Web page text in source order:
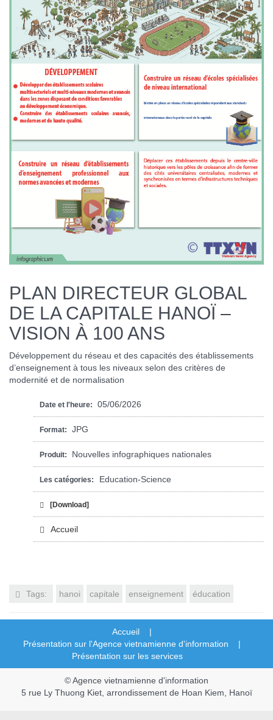
PLAN DIRECTEUR GLOBAL
DE LA CAPITALE HANOÏ –
VISION À 100 ANS
Développement du réseau et des capacités des établissements
d’enseignement à tous les niveaux selon des critères de
modernité et de normalisation
Date et l'heure: 05/06/2026
Format: JPG
Produit: Nouvelles infographiques nationales
Les catégories: Education-Science
[Download]
Accueil
Tags: hanoi capitale enseignement éducation
Accueil |
Présentation sur l'Agence vietnamienne d'information |
Présentation sur les services
© Agence vietnamienne d'information
5 rue Ly Thuong Kiet, arrondissement de Hoan Kiem, Hanoï